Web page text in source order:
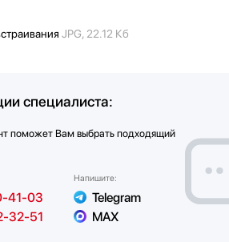
JPG, 22.12 Кб
специалиста:
поможет Вам выбрать подходящий
41-03
32-51
Напишите:
Telegram
MAX